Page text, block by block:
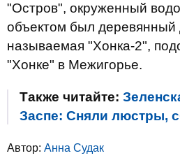
"Остров", окруженный
объектом был деревянный
называемая "Хонка-2",
"Хонке" в Межигорье.
Также читайте:
Заспе: Сняли люстры,
Автор: Анна Судак